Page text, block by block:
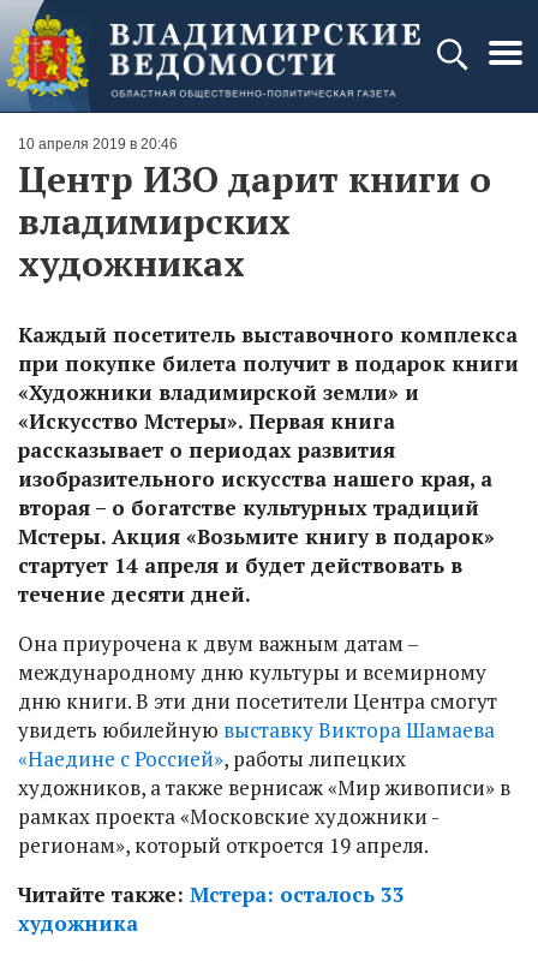
10 апреля 2019 в 20:46
Центр ИЗО дарит книги о
владимирских
художниках
Каждый посетитель выставочного комплекса
при покупке билета получит в подарок книги
«Художники владимирской земли» и
«Искусство Мстеры». Первая книга
рассказывает о периодах развития
изобразительного искусства нашего края, а
вторая – о богатстве культурных традиций
Мстеры. Акция «Возьмите книгу в подарок»
стартует 14 апреля и будет действовать в
течение десяти дней.
Она приурочена к двум важным датам –
международному дню культуры и всемирному
дню книги. В эти дни посетители Центра смогут
увидеть юбилейную выставку Виктора Шамаева
«Наедине с Россией», работы липецких
художников, а также вернисаж «Мир живописи» в
рамках проекта «Московские художники -
регионам», который откроется 19 апреля.
Читайте также: Мстера: осталось 33
художника